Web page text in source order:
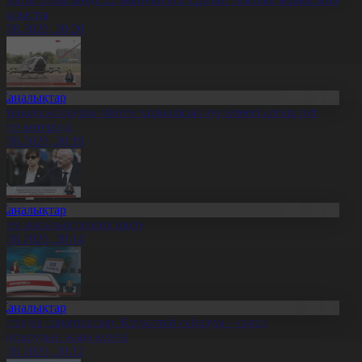
20:20
жолаушы мінген ұшқышсыз әуе кемесі алғаш рет
көтерілді
20:19
жаңалықтарына шолу
20:14
сарапшылар: Құрылтай сайлауы – саяси
жаңа кезеңі
20:12